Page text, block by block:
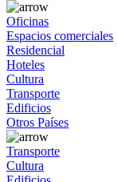
Oficinas
Espacios comerciales
Residencial
Hoteles
Cultura
Transporte
Edificios
Otros Países
Transporte
Cultura